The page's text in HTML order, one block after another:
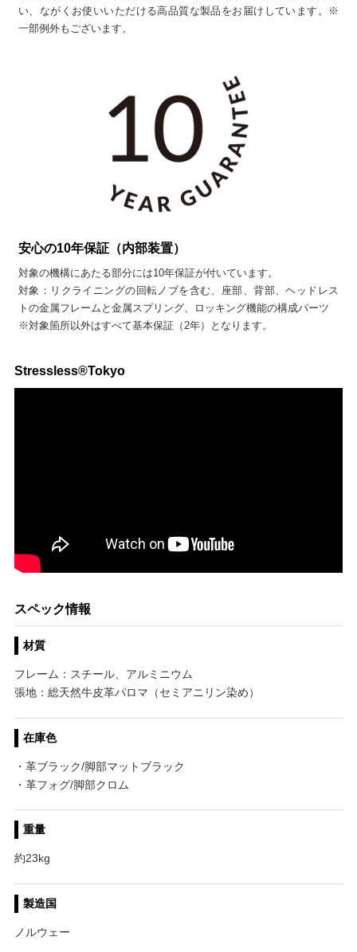
い、ながくお使いいただける高品質な製品をお届けしています。※
一部例外もございます。
安心の10年保証（内部装置）
対象の機構にあたる部分には10年保証が付いています。
対象：リクライニングの回転ノブを含む、座部、背部、ヘッドレス
トの金属フレームと金属スプリング、ロッキング機能の構成パーツ
※対象箇所以外はすべて基本保証（2年）となります。
Stressless®Tokyo
スペック情報
材質
フレーム：スチール、アルミニウム
張地：総天然牛皮革パロマ（セミアニリン染め）
在庫色
・革ブラック/脚部マットブラック
・革フォグ/脚部クロム
重量
約23kg
製造国
ノルウェー